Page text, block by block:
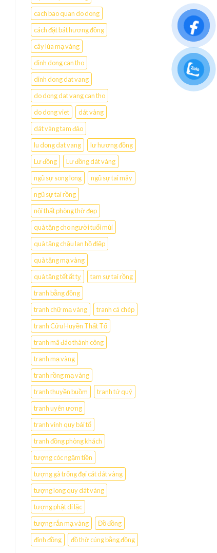
cach bao quan do dong
cách đặt bát hương đồng
cây lúa mạ vàng
dinh dong can tho
dinh dong dat vang
do dong dat vang can tho
do dong viet
dát vàng
dát vàng tam đảo
lu dong dat vang
lư hương đồng
Lư đồng
Lư đồng dát vàng
ngũ sự song long
ngũ sự tai mây
ngũ sự tai rồng
nội thất phòng thờ đẹp
quà tặng cho người tuổi mùi
quà tặng chậu lan hồ điệp
quà tặng mạ vàng
quà tặng tết ất tỵ
tam sự tai rồng
tranh bằng đồng
tranh chữ mạ vàng
tranh cá chép
tranh Cửu Huyền Thất Tổ
tranh mã đáo thành công
tranh mạ vàng
tranh rồng mạ vàng
tranh thuyền buồm
tranh tứ quý
tranh uyên ương
tranh vinh quy bái tổ
tranh đồng phòng khách
tượng cóc ngậm tiền
tượng gà trống đại cát dát vàng
tượng long quy dát vàng
tượng phật di lặc
tượng rắn mạ vàng
Đồ đồng
đỉnh đồng
đồ thờ cúng bằng đồng